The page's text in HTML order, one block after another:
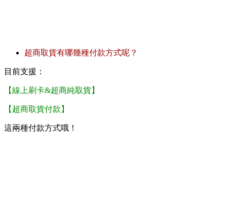
超商取貨有哪幾種付款方式呢？
目前支援：
【線上刷卡&超商純取貨】
【超商取貨付款】
這兩種付款方式哦！